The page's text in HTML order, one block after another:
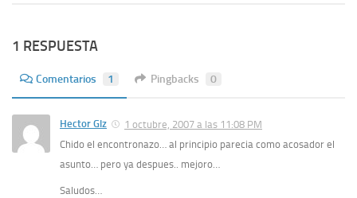
1 RESPUESTA
Comentarios 1 Pingbacks 0
Hector Glz
1 octubre, 2007 a las 11:08 PM
Chido el encontronazo… al principio parecia como acosador el
asunto… pero ya despues.. mejoro…
Saludos…